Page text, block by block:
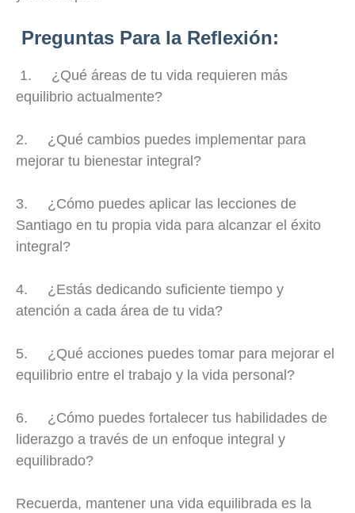
Preguntas Para la Reflexión:
1. ¿Qué áreas de tu vida requieren más
equilibrio actualmente?
2. ¿Qué cambios puedes implementar para
mejorar tu bienestar integral?
3. ¿Cómo puedes aplicar las lecciones de
Santiago en tu propia vida para alcanzar el éxito
integral?
4. ¿Estás dedicando suficiente tiempo y
atención a cada área de tu vida?
5. ¿Qué acciones puedes tomar para mejorar el
equilibrio entre el trabajo y la vida personal?
6. ¿Cómo puedes fortalecer tus habilidades de
liderazgo a través de un enfoque integral y
equilibrado?
Recuerda, mantener una vida equilibrada es la